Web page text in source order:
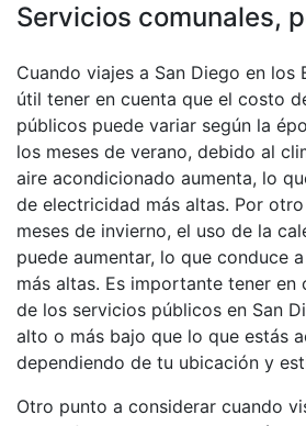
Servicios comunales,
Cuando viajes a San Diego en los
útil tener en cuenta que el costo
públicos puede variar según la
los meses de verano, debido al
aire acondicionado aumenta, lo
de electricidad más altas. Por
meses de invierno, el uso de la
puede aumentar, lo que conduce
más altas. Es importante tener en
de los servicios públicos en San
alto o más bajo que lo que estás
dependiendo de tu ubicación y
Otro punto a considerar cuando